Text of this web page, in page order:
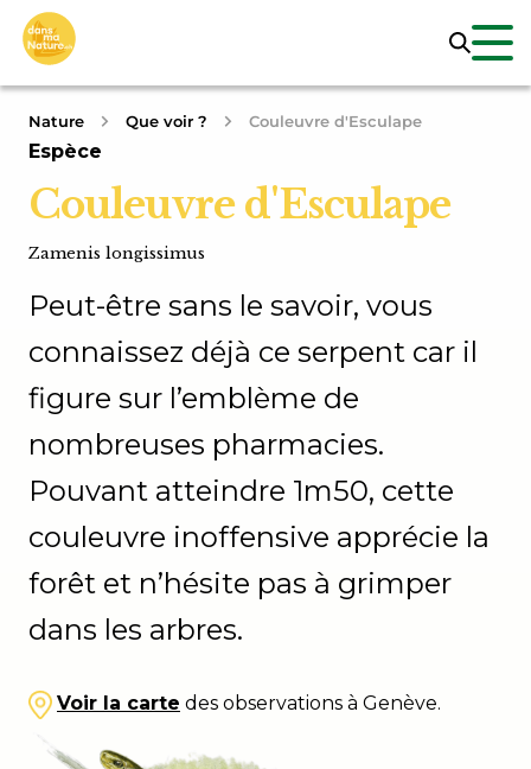
Nature Que voir ? Couleuvre d'Esculape
Espèce
Couleuvre d'Esculape
Zamenis longissimus
Peut-être sans le savoir, vous
connaissez déjà ce serpent car il
figure sur l’emblème de
nombreuses pharmacies.
Pouvant atteindre 1m50, cette
couleuvre inoffensive apprécie la
forêt et n’hésite pas à grimper
dans les arbres.
Voir la carte des observations à Genève.